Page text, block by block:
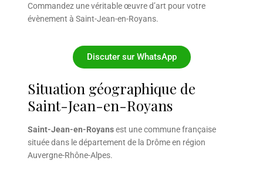
Commandez une véritable œuvre d’art pour votre
évènement à Saint-Jean-en-Royans.
Discuter sur WhatsApp
Situation géographique de
Saint-Jean-en-Royans
Saint-Jean-en-Royansest une commune française
située dans le département de la Drôme en région
Auvergne-Rhône-Alpes.